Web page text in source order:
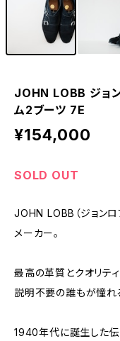
JOHN LOBB ジョ
ム2ブーツ 7E
¥154,000
SOLD OUT
JOHN LOBB（ジョン
メーカー。
最高の革質とクオリティ
説明不要の誰もが憧れ
1940年代に誕生した